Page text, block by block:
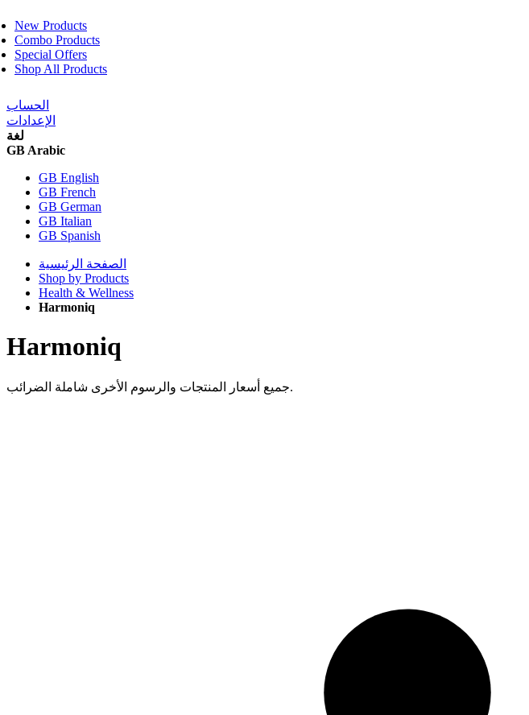
New Products
Combo Products
Special Offers
Shop All Products
الحساب
الإعدادات
لغة
GB Arabic
GB English
GB French
GB German
GB Italian
GB Spanish
الصفحة الرئيسية
Shop by Products
Health & Wellness
Harmoniq
Harmoniq
جميع أسعار المنتجات والرسوم الأخرى شاملة الضرائب.